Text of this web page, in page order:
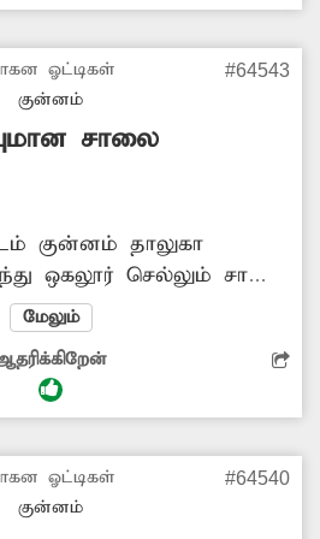
அவதி அடைவதுடன்,
ஏற்பட்டுள்ளது. எனவே
தகுந்த நடவடிக்கை
ஈடுபடுவர்களை கண்டிக்க
ஓட்டிகள்
குன்னம்
#64543
சாலை
குன்னம் தாலுகா
ஒகலூர் செல்லும் சாலை
ஆவதால்,
சேதமடைந்து
மேலும்
நிற்பதால்,
மேலும் அவ்வப்போது
விழுகின்றனர். எனவே
நடவடிக்கை எடுத்து
மேலும்
ஓட்டிகள்
குன்னம்
#64540